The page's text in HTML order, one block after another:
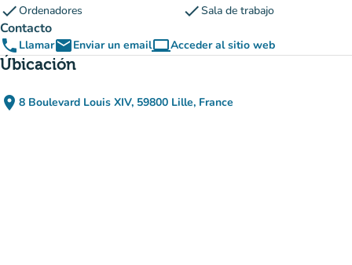
checkOrdenadores checkSala de trabajo
Contacto
phone LlamaremailEnviar un emailcomputerAcceder al sitio web
(nueva pestaña)
Úbicación
place 8 Boulevard Louis XIV, 59800 Lille, France
(abrir en Google Maps)
(nueva pestaña)